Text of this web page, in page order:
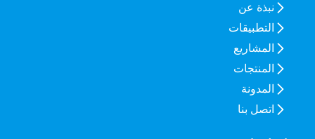
نبذة عن
التطبيقات
المشاريع
المنتجات
المدونة
اتصل بنا